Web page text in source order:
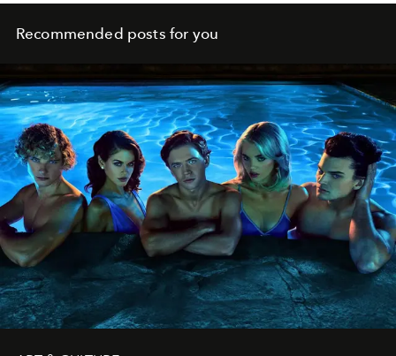
Recommended posts for you